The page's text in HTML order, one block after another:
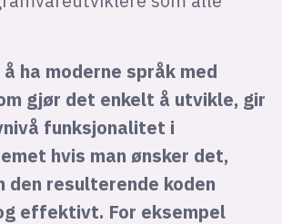
ha moderne språk med
gjør det enkelt å utvikle, gir
funksjonalitet i
hvis man ønsker det,
den resulterende koden
effektivt. For eksempel